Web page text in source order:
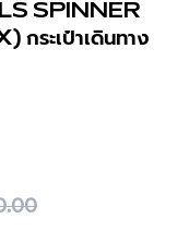
SPINNER
ระเป๋าเดินทาง